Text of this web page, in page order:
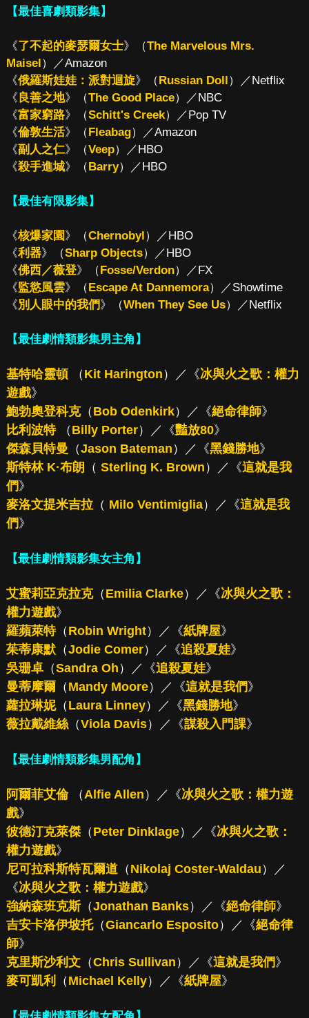
【最佳喜劇類影集】
《了不起的麥瑟爾女士》（The Marvelous Mrs.
Maisel）／Amazon
《俄羅斯娃娃：派對迴旋》（Russian Doll）／Netflix
《 良善之地》（The Good Place）／NBC
《富家窮路》（Schitt's Creek）／Pop TV
《倫敦生活》（Fleabag）／Amazon
《副人之仁》（Veep）／HBO
《殺手進城》（Barry）／HBO
【最佳有限影集】
《核爆家園》（Chernobyl）／HBO
《利器》（Sharp Objects）／HBO
《佛西／薇登》（Fosse/Verdon）／FX
《監慾風雲》（Escape At Dannemora）／Showtime
《別人眼中的我們》（When They See Us）／Netflix
【最佳劇情類影集男主角】
基特哈靈頓 （ Kit Harington ）／《冰與火之歌：權力
遊戲》
鮑勃奧登科克（ Bob Odenkirk）／《絕命律師》
比利波特（ Billy Porter）／《豔放80》
傑森貝特曼 （Jason Bateman ）／《黑錢勝地》
斯特林 K·布朗
（ Sterling K. Brown ）／《這就是我
們 》
麥洛文提米吉拉（ Milo Ventimiglia）／《這就是我
們 》
【最佳劇情類影集女主角】
艾蜜莉亞克拉克（ Emilia Clarke）／《冰與火之歌：
權力遊戲》
羅蘋萊特（ Robin Wright）／《紙牌屋》
茱蒂康默（Jodie Comer）／《追殺夏娃》
吳珊卓（Sandra Oh ）／《追殺夏娃》
曼蒂摩爾（ Mandy Moore）／《這就是我們 》
蘿拉琳妮（ Laura Linney）／《黑錢勝地》
薇拉戴維絲（Viola Davis）／《謀殺入門課》
【最佳劇情類影集男配角】
阿爾菲艾倫 （Alfie Allen ）／《冰與火之歌：權力遊
戲》
彼德汀克萊傑（ Peter Dinklage）／《冰與火之歌：
權力遊戲》
尼可拉科斯特瓦爾道（ Nikolaj Coster-Waldau ）／
《冰與火之歌：權力遊戲》
強納森班克斯（Jonathan Banks）／《絕命律師》
吉安卡洛伊坡托（Giancarlo Esposito）／《絕命律
師》
克里斯沙利文（Chris Sullivan ）／《這就是我們 》
麥可凱利
（ Michael Kelly）／《紙牌屋》